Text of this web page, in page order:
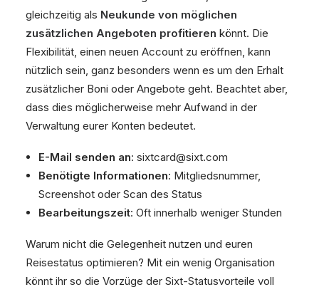
gleichzeitig als Neukunde von möglichen
zusätzlichen Angeboten profitieren könnt. Die
Flexibilität, einen neuen Account zu eröffnen, kann
nützlich sein, ganz besonders wenn es um den Erhalt
zusätzlicher Boni oder Angebote geht. Beachtet aber,
dass dies möglicherweise mehr Aufwand in der
Verwaltung eurer Konten bedeutet.
E-Mail senden an: sixtcard@sixt.com
Benötigte Informationen: Mitgliedsnummer,
Screenshot oder Scan des Status
Bearbeitungszeit: Oft innerhalb weniger Stunden
Warum nicht die Gelegenheit nutzen und euren
Reisestatus optimieren? Mit ein wenig Organisation
könnt ihr so die Vorzüge der Sixt-Statusvorteile voll